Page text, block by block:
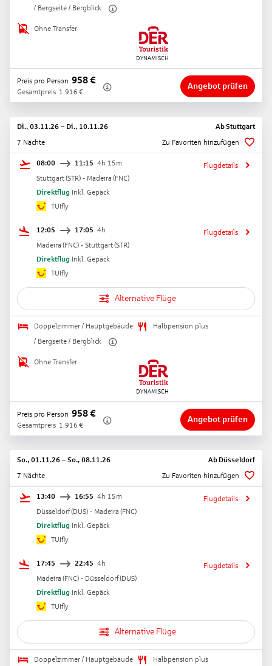
/ Bergseite / Bergblick
Ohne Transfer
Preis pro Person 958€
Gesamtpreis 1.916 €
Angebot prüfen
Di., 03.11.26 – Di., 10.11.26 AbStuttgart
7 Nächte
Zu Favoriten hinzufügen
08:00 11:15 4h 15m
Stuttgart(STR) - Madeira (FNC)
Direktflug Inkl. Gepäck
TUIfly
Flugdetails
12:05 17:05 4h
Madeira (FNC) - Stuttgart(STR)
Direktflug Inkl. Gepäck
TUIfly
Flugdetails
Alternative Flüge
Doppelzimmer / Hauptgebäude
/ Bergseite / Bergblick
Halbpension plus
Ohne Transfer
Preis pro Person 958€
Gesamtpreis 1.916 €
Angebot prüfen
So., 01.11.26 – So., 08.11.26 Ab Düsseldorf
7 Nächte
Zu Favoriten hinzufügen
13:40 16:55 4h 15m
Düsseldorf(DUS) - Madeira (FNC)
Direktflug Inkl. Gepäck
TUIfly
Flugdetails
17:45 22:45 4h
Madeira (FNC) - Düsseldorf(DUS)
Direktflug Inkl. Gepäck
TUIfly
Flugdetails
Alternative Flüge
Doppelzimmer / Hauptgebäude
Halbpension plus